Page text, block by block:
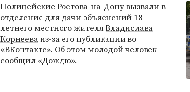
Полицейские Ростова-на-Дону вызвали в
отделение для дачи объяснений 18-
летнего местного жителяВладислава
Корнееваиз-за его публикации во
«ВКонтакте». Об этом молодой человек
сообщил «Дождю».